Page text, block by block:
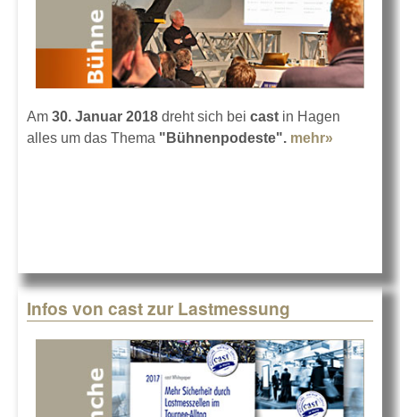
Am 30. Januar 2018 dreht sich bei cast in Hagen
alles um das Thema "Bühnenpodeste". mehr»
Infos von cast zur Lastmessung